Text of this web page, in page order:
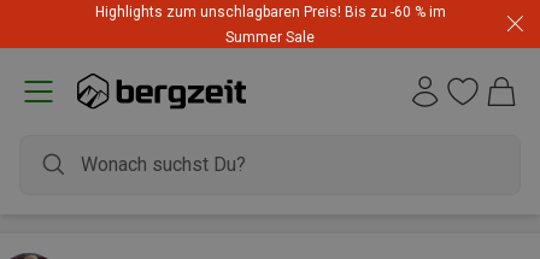
Highlights zum unschlagbaren Preis! Bis zu -60 % im
Summer Sale